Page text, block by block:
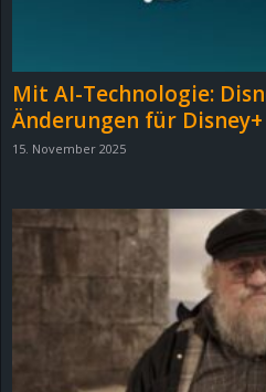
Mit AI-Technologie:
Änderungen für Disney+
15. November 2025